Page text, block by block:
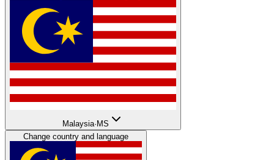
Malaysia· MS
Change country and language